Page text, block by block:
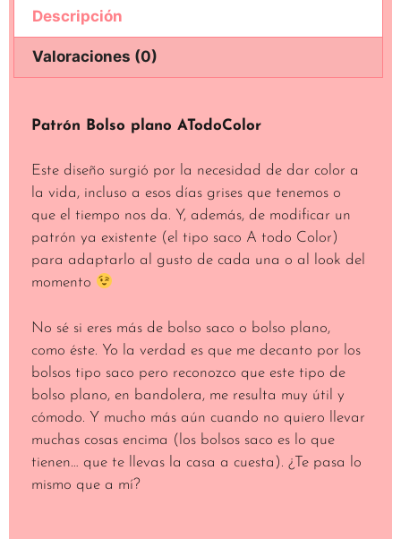
Descripción
Valoraciones (0)
Patrón Bolso plano ATodoColor
Este diseño surgió por la necesidad de dar color a
la vida, incluso a esos días grises que tenemos o
que el tiempo nos da. Y, además, de modificar un
patrón ya existente (el tipo saco A todo Color)
para adaptarlo al gusto de cada una o al look del
momento
No sé si eres más de bolso saco o bolso plano,
como éste. Yo la verdad es que me decanto por los
bolsos tipo saco pero reconozco que este tipo de
bolso plano, en bandolera, me resulta muy útil y
cómodo. Y mucho más aún cuando no quiero llevar
muchas cosas encima (los bolsos saco es lo que
tienen… que te llevas la casa a cuesta). ¿Te pasa lo
mismo que a mí?